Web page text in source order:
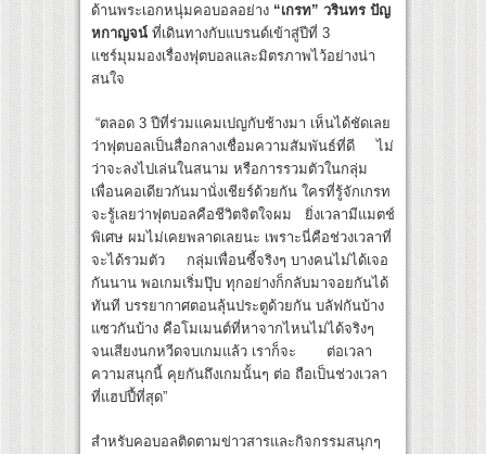
ด้านพระเอกหนุ่มคอบอลอย่าง “เกรท” วรินทร ปัญ
หกาญจน์ ที่เดินทางกับแบรนด์เข้าสู่ปีที่ 3
แชร์มุมมองเรื่องฟุตบอลและมิตรภาพไว้อย่างน่า
สนใจ
“ตลอด 3 ปีที่ร่วมแคมเปญกับช้างมา เห็นได้ชัดเลย
ว่าฟุตบอลเป็นสื่อกลางเชื่อมความสัมพันธ์ที่ดี ไม่
ว่าจะลงไปเล่นในสนาม หรือการรวมตัวในกลุ่ม
เพื่อนคอเดียวกันมานั่งเชียร์ด้วยกัน ใครที่รู้จักเกรท
จะรู้เลยว่าฟุตบอลคือชีวิตจิตใจผม ยิ่งเวลามีแมตช์
พิเศษ ผมไม่เคยพลาดเลยนะ เพราะนี่คือช่วงเวลาที่
จะได้รวมตัว กลุ่มเพื่อนซี้จริงๆ บางคนไม่ได้เจอ
กันนาน พอเกมเริ่มปุ๊บ ทุกอย่างก็กลับมาจอยกันได้
ทันที บรรยากาศตอนลุ้นประตูด้วยกัน บลัฟกันบ้าง
แซวกันบ้าง คือโมเมนต์ที่หาจากไหนไม่ได้จริงๆ
จนเสียงนกหวีดจบเกมแล้ว เราก็จะ ต่อเวลา
ความสนุกนี้ คุยกันถึงเกมนั้นๆ ต่อ ถือเป็นช่วงเวลา
ที่แฮปปี้ที่สุด”
สำหรับคอบอลติดตามข่าวสารและกิจกรรมสนุกๆ